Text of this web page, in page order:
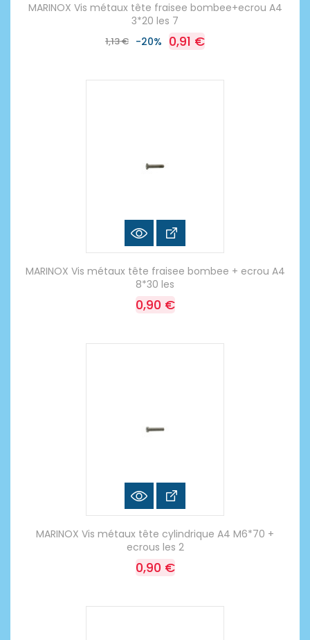
MARINOX Vis métaux tête fraisee bombee+ecrou A4
3*20 les 7
1,13 € -20% 0,91 €
MARINOX Vis métaux tête fraisee bombee + ecrou A4
8*30 les
0,90 €
MARINOX Vis métaux tête cylindrique A4 M6*70 +
ecrous les 2
0,90 €